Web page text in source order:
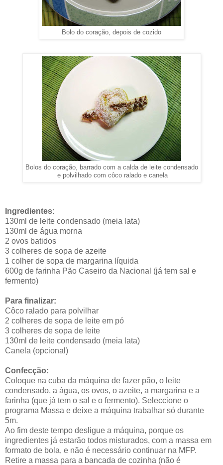
Bolo do coração, depois de cozido
Bolos do coração, barrado com a calda de leite condensado
e polvilhado com côco ralado e canela
Ingredientes:
130ml de leite condensado (meia lata)
130ml de água morna
2 ovos batidos
3 colheres de sopa de azeite
1 colher de sopa de margarina líquida
600g de farinha Pão Caseiro da Nacional (já tem sal e
fermento)
Para finalizar:
Côco ralado para polvilhar
2 colheres de sopa de leite em pó
3 colheres de sopa de leite
130ml de leite condensado (meia lata)
Canela (opcional)
Confecção:
Coloque na cuba da máquina de fazer pão, o leite
condensado, a água, os ovos, o azeite, a margarina e a
farinha (que já tem o sal e o fermento). Seleccione o
programa Massa e deixe a máquina trabalhar só durante
5m.
Ao fim deste tempo desligue a máquina, porque os
ingredientes já estarão todos misturados, com a massa em
formato de bola, e não é necessário continuar na MFP.
Retire a massa para a bancada de cozinha (não é